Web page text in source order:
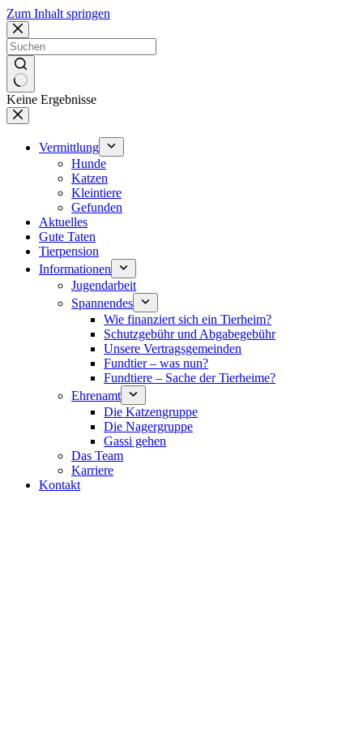
Zum Inhalt springen
Keine Ergebnisse
Vermittlung
Hunde
Katzen
Kleintiere
Gefunden
Aktuelles
Gute Taten
Tierpension
Informationen
Jugendarbeit
Spannendes
Wie finanziert sich ein Tierheim?
Schutzgebühr und Abgabegebühr
Unsere Vertragsgemeinden
Fundtier – was nun?
Fundtiere – Sache der Tierheime?
Ehrenamt
Die Katzengruppe
Die Nagergruppe
Gassi gehen
Das Team
Karriere
Kontakt